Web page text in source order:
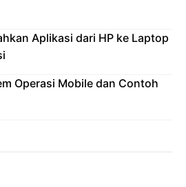
Aplikasi dari HP ke Laptop
Operasi Mobile dan Contoh